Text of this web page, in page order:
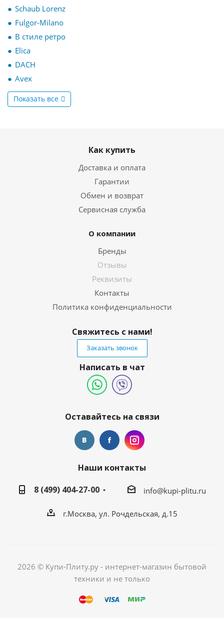
Schaub Lorenz
Fulgor-Milano
В стиле ретро
Elica
DACH
Avex
Показать все
Как купить
Доставка и оплата
Гарантии
Обмен и возврат
Сервисная служба
О компании
Бренды
Отзывы
Реквизиты
Контакты
Политика конфиденциальности
Свяжитесь с нами!
Заказать звонок
Написать в чат
Оставайтесь на связи
Наши контакты
8 (499) 404-27-00
info@kupi-plitu.ru
г.Москва, ул. Рочдельская, д.15
2026 © Купи-Плиту.ру - интернет-магазин бытовой
техники и не только